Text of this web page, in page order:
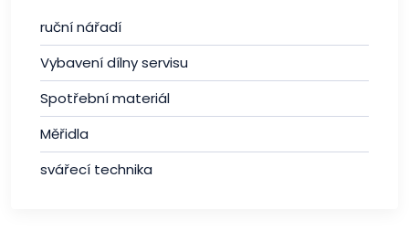
ruční nářadí
Vybavení dílny servisu
Spotřební materiál
Měřidla
svářecí technika